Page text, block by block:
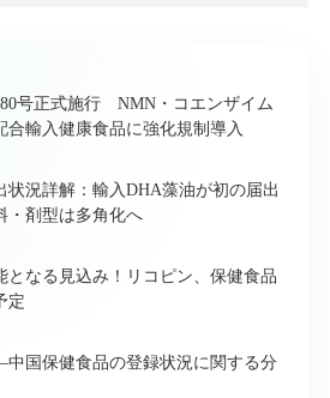
号正式施行 NMN・コエンザイム
合輸入健康食品に強化規制導入
状況詳解：輸入DHA藻油が初の届出
・剤型は多角化へ
となる見込み！リコピン、保健食品
定
国保健食品の登録状況に関する分